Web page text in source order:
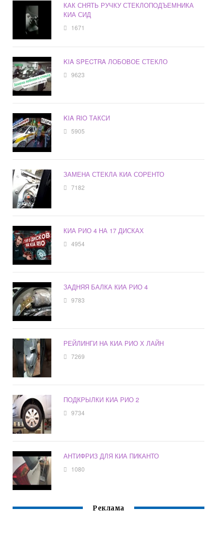
КАК СНЯТЬ РУЧКУ СТЕКЛОПОДЪЕМНИКА
КИА СИД
1671
KIA SPECTRA ЛОБОВОЕ СТЕКЛО
9623
KIA RIO ТАКСИ
5905
ЗАМЕНА СТЕКЛА КИА СОРЕНТО
7182
КИА РИО 4 НА 17 ДИСКАХ
4954
ЗАДНЯЯ БАЛКА КИА РИО 4
9783
РЕЙЛИНГИ НА КИА РИО Х ЛАЙН
7269
ПОДКРЫЛКИ КИА РИО 2
9734
АНТИФРИЗ ДЛЯ КИА ПИКАНТО
1080
Реклама